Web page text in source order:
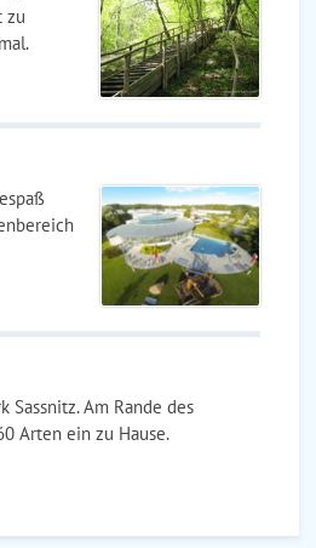
zu
Sassnitz. Am Rande des
Arten ein zu Hause.